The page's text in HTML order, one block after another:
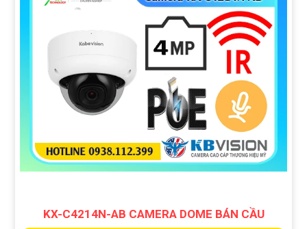
KX-C4214N-AB CAMERA DOME BÁN CẦU